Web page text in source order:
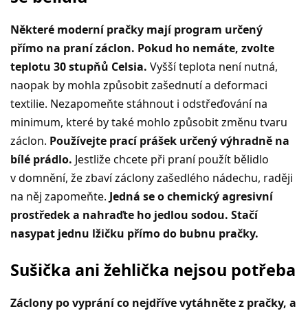
Některé moderní pračky mají program určený
přímo na praní záclon. Pokud ho nemáte, zvolte
teplotu 30 stupňů Celsia. Vyšší teplota není nutná,
naopak by mohla způsobit zašednutí a deformaci
textilie. Nezapomeňte stáhnout i odstřeďování na
minimum, které by také mohlo způsobit změnu tvaru
záclon. Používejte prací prášek určený výhradně na
bílé prádlo. Jestliže chcete při praní použít bělidlo
v domnění, že zbaví záclony zašedlého nádechu, raději
na něj zapomeňte. Jedná se o chemický agresivní
prostředek a nahraďte ho jedlou sodou. Stačí
nasypat jednu lžičku přímo do bubnu pračky.
Sušička ani žehlička nejsou potřeba
Záclony po vyprání co nejdříve vytáhněte z pračky, a